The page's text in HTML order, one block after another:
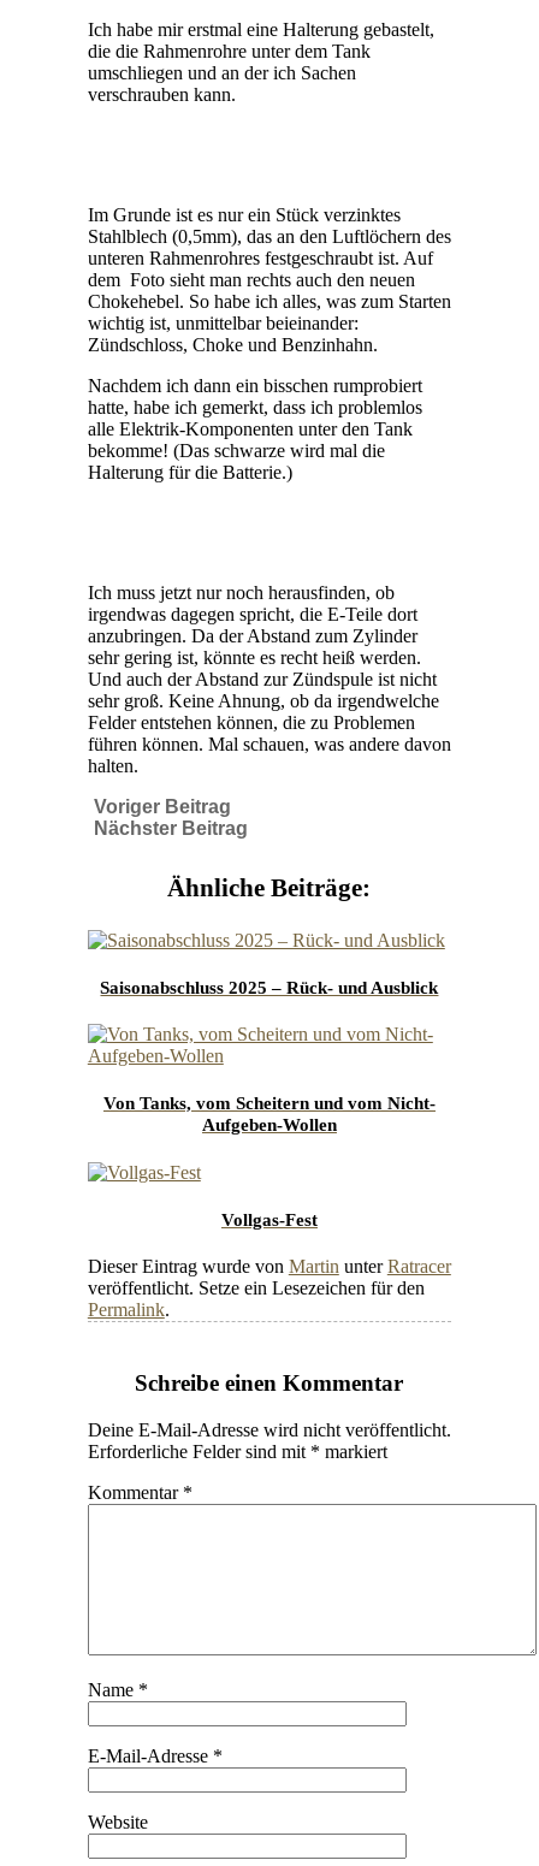
Ich habe mir erstmal eine Halterung gebastelt,
die die Rahmenrohre unter dem Tank
umschliegen und an der ich Sachen
verschrauben kann.
Im Grunde ist es nur ein Stück verzinktes
Stahlblech (0,5mm), das an den Luftlöchern des
unteren Rahmenrohres festgeschraubt ist. Auf
dem Foto sieht man rechts auch den neuen
Chokehebel. So habe ich alles, was zum Starten
wichtig ist, unmittelbar beieinander:
Zündschloss, Choke und Benzinhahn.
Nachdem ich dann ein bisschen rumprobiert
hatte, habe ich gemerkt, dass ich problemlos
alle Elektrik-Komponenten unter den Tank
bekomme! (Das schwarze wird mal die
Halterung für die Batterie.)
Ich muss jetzt nur noch herausfinden, ob
irgendwas dagegen spricht, die E-Teile dort
anzubringen. Da der Abstand zum Zylinder
sehr gering ist, könnte es recht heiß werden.
Und auch der Abstand zur Zündspule ist nicht
sehr groß. Keine Ahnung, ob da irgendwelche
Felder entstehen können, die zu Problemen
führen können. Mal schauen, was andere davon
halten.
Voriger Beitrag
Nächster Beitrag
Ähnliche Beiträge:
Saisonabschluss 2025 – Rück- und Ausblick
Von Tanks, vom Scheitern und vom Nicht-
Aufgeben-Wollen
Vollgas-Fest
Dieser Eintrag wurde von Martin unterRatracer
veröffentlicht. Setze ein Lesezeichen für den
Permalink.
Schreibe einen Kommentar
Deine E-Mail-Adresse wird nicht veröffentlicht.
Erforderliche Felder sind mit * markiert
Kommentar *
Name *
E-Mail-Adresse *
Website